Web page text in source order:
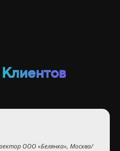
ООО «Белянка», Москва/